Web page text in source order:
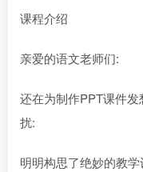
课程介绍
亲爱的语文老师们:
还在为制作PPT课件
扰:
明明构思了绝妙的教